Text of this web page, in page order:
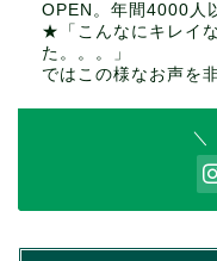
OPEN。年間4000人
★「こんなにキレイ
た。。。
ではこの様なお声を